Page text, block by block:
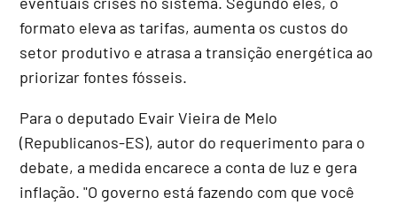
formato eleva as tarifas, aumenta os custos do
setor produtivo e atrasa a transição energética ao
priorizar fontes fósseis.
Para o deputado Evair Vieira de Melo
(Republicanos-ES), autor do requerimento para o
debate, a medida encarece a conta de luz e gera
inflação. "O governo está fazendo com que você